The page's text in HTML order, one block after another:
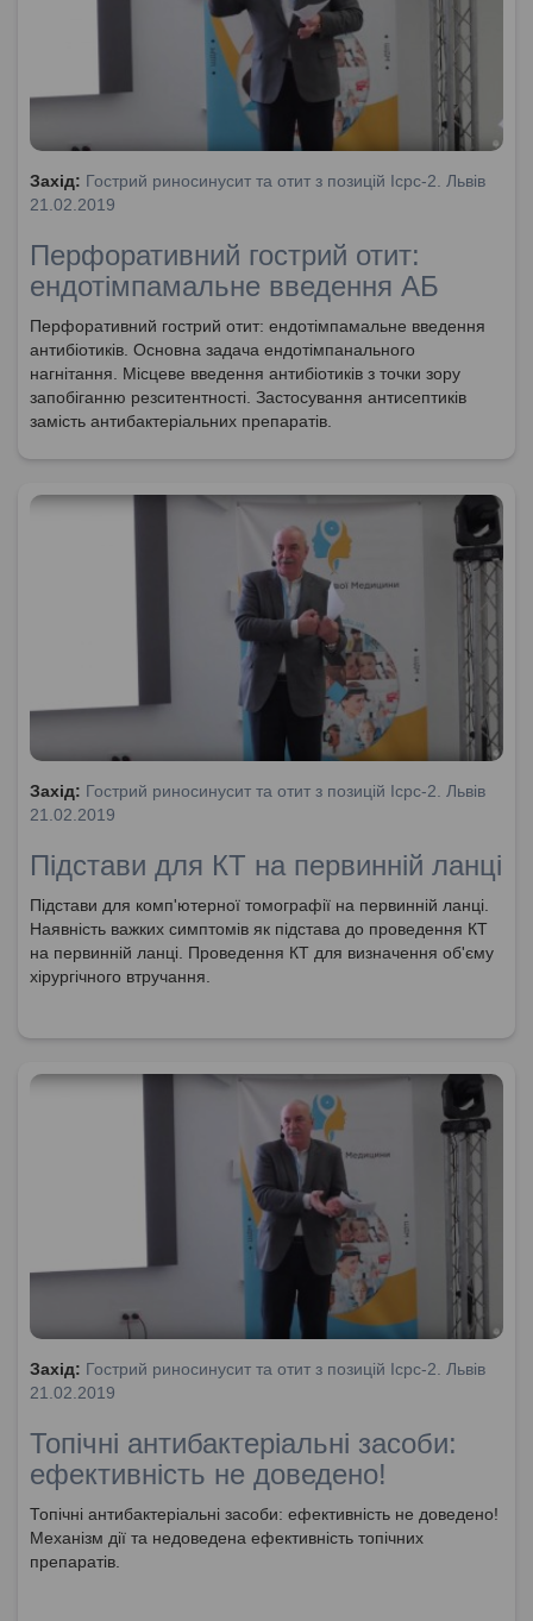
Захід: Гострий риносинусит та отит з позицій Icpc-2. Львів
21.02.2019
Перфоративний гострий отит:
ендотімпамальне введення АБ
Перфоративний гострий отит: ендотімпамальне введення
антибіотиків. Основна задача ендотімпанального
нагнітання. Місцеве введення антибіотиків з точки зору
запобіганню резситентності. Застосування антисептиків
замість антибактеріальних препаратів.
Захід: Гострий риносинусит та отит з позицій Icpc-2. Львів
21.02.2019
Підстави для КТ на первинній ланці
Підстави для комп'ютерної томографії на первинній ланці.
Наявність важких симптомів як підстава до проведення КТ
на первинній ланці. Проведення КТ для визначення об'єму
хірургічного втручання.
Захід: Гострий риносинусит та отит з позицій Icpc-2. Львів
21.02.2019
Топічні антибактеріальні засоби:
ефективність не доведено!
Топічні антибактеріальні засоби: ефективність не доведено!
Механізм дії та недоведена ефективність топічних
препаратів.